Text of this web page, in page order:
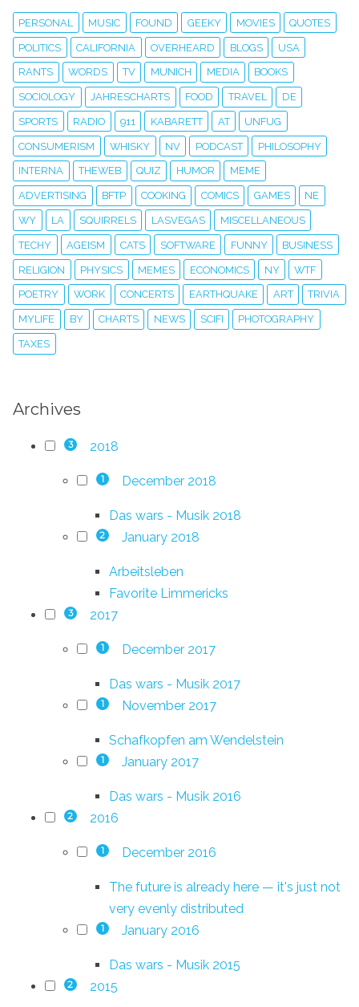
PERSONAL MUSIC FOUND GEEKY MOVIES QUOTES
POLITICS CALIFORNIA OVERHEARD BLOGS USA
RANTS WORDS TV MUNICH MEDIA BOOKS
SOCIOLOGY JAHRESCHARTS FOOD TRAVEL DE
SPORTS RADIO 911 KABARETT AT UNFUG
CONSUMERISM WHISKY NV PODCAST PHILOSOPHY
INTERNA THEWEB QUIZ HUMOR MEME
ADVERTISING BFTP COOKING COMICS GAMES NE
WY LA SQUIRRELS LASVEGAS MISCELLANEOUS
TECHY AGEISM CATS SOFTWARE FUNNY BUSINESS
RELIGION PHYSICS MEMES ECONOMICS NY WTF
POETRY WORK CONCERTS EARTHQUAKE ART TRIVIA
MYLIFE BY CHARTS NEWS SCIFI PHOTOGRAPHY
TAXES
Archives
3 2018
1 December 2018
Das wars - Musik 2018
2 January 2018
Arbeitsleben
Favorite Limmericks
3 2017
1 December 2017
Das wars - Musik 2017
1 November 2017
Schafkopfen am Wendelstein
1 January 2017
Das wars - Musik 2016
2 2016
1 December 2016
The future is already here — it's just not
very evenly distributed
1 January 2016
Das wars - Musik 2015
2 2015